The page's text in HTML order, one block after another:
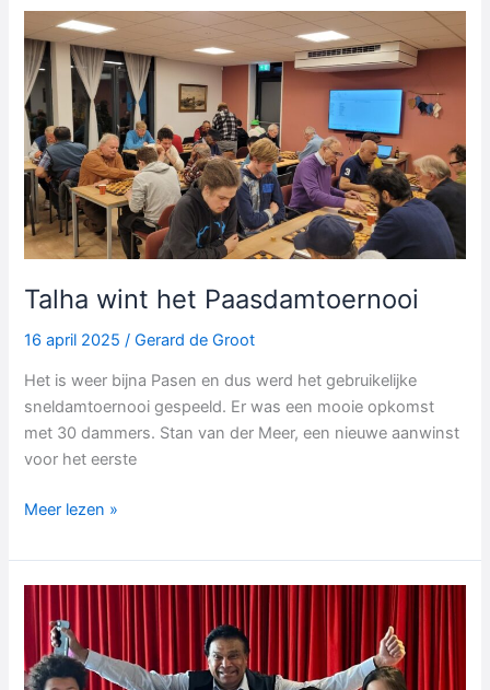
de
beker
Talha wint het Paasdamtoernooi
16 april 2025/Gerard de Groot
Het is weer bijna Pasen en dus werd het gebruikelijke
sneldamtoernooi gespeeld. Er was een mooie opkomst
met 30 dammers. Stan van der Meer, een nieuwe aanwinst
voor het eerste
Talha
het
Paasdamtoernooi
Meer lezen »